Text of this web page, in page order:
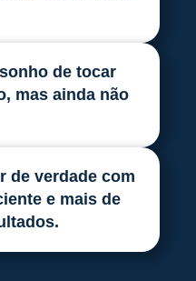
de tocar
mas ainda não
de verdade com
e mais de